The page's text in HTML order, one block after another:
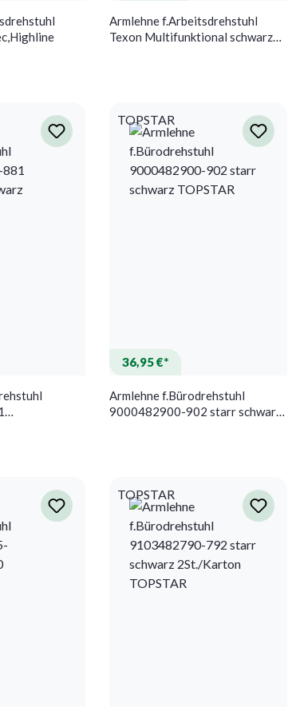
Armlehne f.Arbeitsdrehstuhl
Texon Multifunktional schwarz
TOPSTAR
36,95 €*
Armlehne f.Bürodrehstuhl
9000482900-902 starr schwarz
TOPSTAR